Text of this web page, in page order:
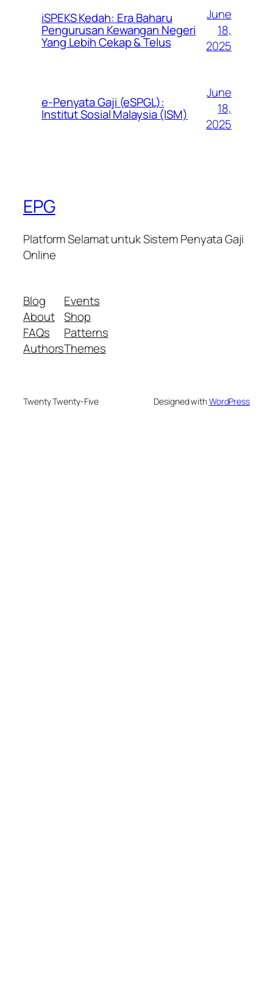
iSPEKS Kedah: Era Baharu
Pengurusan Kewangan Negeri
Yang Lebih Cekap & Telus
June
18,
2025
e-Penyata Gaji (eSPGL):
Institut Sosial Malaysia (ISM)
June
18,
2025
EPG
Platform Selamat untuk Sistem Penyata Gaji
Online
Blog
About
FAQs
Authors
Events
Shop
Patterns
Themes
Twenty Twenty-Five Designed withWordPress